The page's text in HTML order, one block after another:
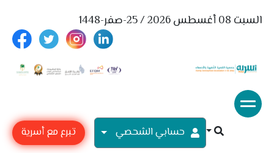
السبت 08 أغسطس 2026 / 25-صفر-1448
حسابي الشحصي تبرع مع أسرية